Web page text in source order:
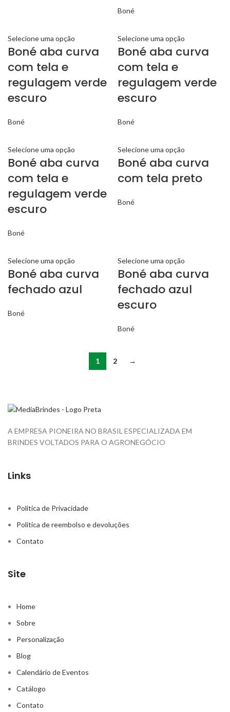
Boné
Selecione uma opção
Boné aba curva
com tela e
regulagem verde
escuro
Boné
Selecione uma opção
Boné aba curva
com tela e
regulagem verde
escuro
Boné
Selecione uma opção
Boné aba curva
com tela e
regulagem verde
escuro
Boné
Selecione uma opção
Boné aba curva
com tela preto
Boné
Selecione uma opção
Boné aba curva
fechado azul
Boné
Selecione uma opção
Boné aba curva
fechado azul
escuro
Boné
1 2 →
A EMPRESA PIONEIRA NO BRASIL ESPECIALIZADA EM
BRINDES VOLTADOS PARA O AGRONEGÓCIO
Links
Politica de Privacidade
Política de reembolso e devoluções
Contato
Site
Home
Sobre
Personalização
Blog
Calendário de Eventos
Catálogo
Contato